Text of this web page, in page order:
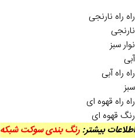
راه راه نارنجی
نارنجی
نوار سبز
آبی
راه راه آبی
سبز
راه راه قهوه ای
رنگ قهوه ای
اطلاعات بیشتر: رنگ بندی سوکت شبکه